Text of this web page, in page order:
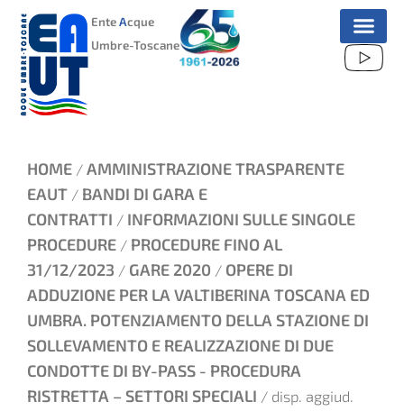
VAI
CONTENUTO
EnteAcque
Umbre-Toscane
HOME / AMMINISTRAZIONE TRASPARENTE
EAUT / BANDI DI GARA E
CONTRATTI / INFORMAZIONI SULLE SINGOLE
PROCEDURE / PROCEDURE FINO AL
31/12/2023 / GARE 2020 / OPERE DI
ADDUZIONE PER LA VALTIBERINA TOSCANA ED
UMBRA. POTENZIAMENTO DELLA STAZIONE DI
SOLLEVAMENTO E REALIZZAZIONE DI DUE
CONDOTTE DI BY-PASS - PROCEDURA
RISTRETTA – SETTORI SPECIALI / disp. aggiud.